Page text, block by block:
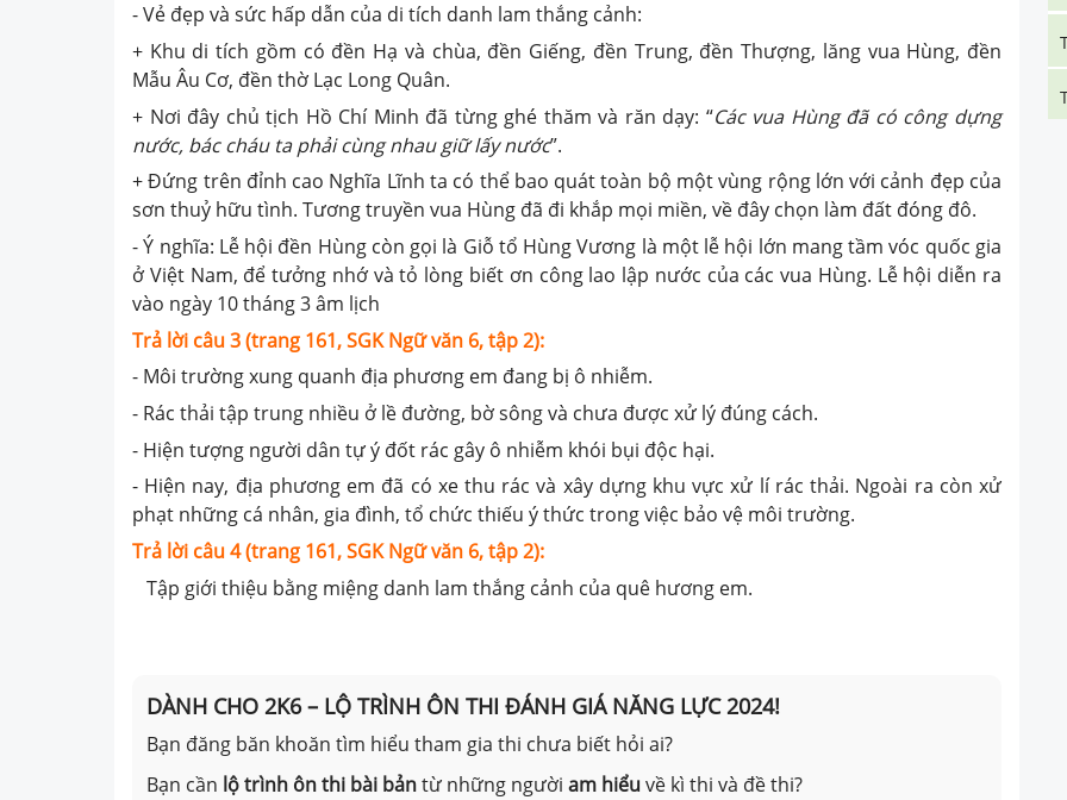
- Vẻ đẹp và sức hấp dẫn của di tích danh lam thắng cảnh:
+ Khu di tích gồm có đền Hạ và chùa, đền Giếng, đền Trung, đền Thượng, lăng vua Hùng, đền
Mẫu Âu Cơ, đền thờ Lạc Long Quân.
+ Nơi đây chủ tịch Hồ Chí Minh đã từng ghé thăm và răn dạy: “Các vua Hùng đã có công dựng
nước, bác cháu ta phải cùng nhau giữ lấy nước”.
+ Đứng trên đỉnh cao Nghĩa Lĩnh ta có thể bao quát toàn bộ một vùng rộng lớn với cảnh đẹp của
sơn thuỷ hữu tình. Tương truyền vua Hùng đã đi khắp mọi miền, về đây chọn làm đất đóng đô.
- Ý nghĩa: Lễ hội đền Hùng còn gọi là Giỗ tổ Hùng Vương là một lễ hội lớn mang tầm vóc quốc gia
ở Việt Nam, để tưởng nhớ và tỏ lòng biết ơn công lao lập nước của các vua Hùng. Lễ hội diễn ra
vào ngày 10 tháng 3 âm lịch
Trả lời câu 3 (trang 161, SGK Ngữ văn 6, tập 2):
- Môi trường xung quanh địa phương em đang bị ô nhiễm.
- Rác thải tập trung nhiều ở lề đường, bờ sông và chưa được xử lý đúng cách.
- Hiện tượng người dân tự ý đốt rác gây ô nhiễm khói bụi độc hại.
- Hiện nay, địa phương em đã có xe thu rác và xây dựng khu vực xử lí rác thải. Ngoài ra còn xử
phạt những cá nhân, gia đình, tổ chức thiếu ý thức trong việc bảo vệ môi trường.
Trả lời câu 4 (trang 161, SGK Ngữ văn 6, tập 2):
Tập giới thiệu bằng miệng danh lam thắng cảnh của quê hương em.
DÀNH CHO 2K6 – LỘ TRÌNH ÔN THI ĐÁNH GIÁ NĂNG LỰC 2024!
Bạn đăng băn khoăn tìm hiểu tham gia thi chưa biết hỏi ai?
Bạn cần lộ trình ôn thi bài bảntừ những người am hiểuvề kì thi và đề thi?